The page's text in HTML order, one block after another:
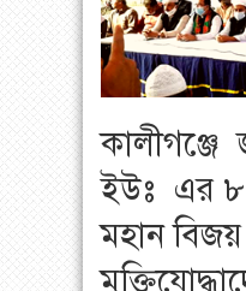
কালীগঞ্জে
ইউঃ এর ৮
মহান